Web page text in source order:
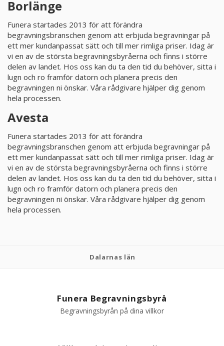
Borlänge
Funera startades 2013 för att förändra
begravningsbranschen genom att erbjuda begravningar på
ett mer kundanpassat sätt och till mer rimliga priser. Idag är
vi en av de största begravningsbyråerna och finns i större
delen av landet. Hos oss kan du ta den tid du behöver, sitta i
lugn och ro framför datorn och planera precis den
begravningen ni önskar. Våra rådgivare hjälper dig genom
hela processen.
Avesta
Funera startades 2013 för att förändra
begravningsbranschen genom att erbjuda begravningar på
ett mer kundanpassat sätt och till mer rimliga priser. Idag är
vi en av de största begravningsbyråerna och finns i större
delen av landet. Hos oss kan du ta den tid du behöver, sitta i
lugn och ro framför datorn och planera precis den
begravningen ni önskar. Våra rådgivare hjälper dig genom
hela processen.
Dalarnas län
Funera Begravningsbyrå
Begravningsbyrån på dina villkor